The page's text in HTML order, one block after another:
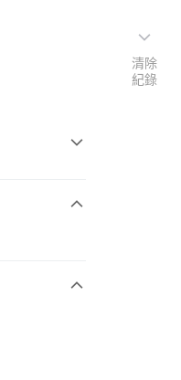
清除
紀錄